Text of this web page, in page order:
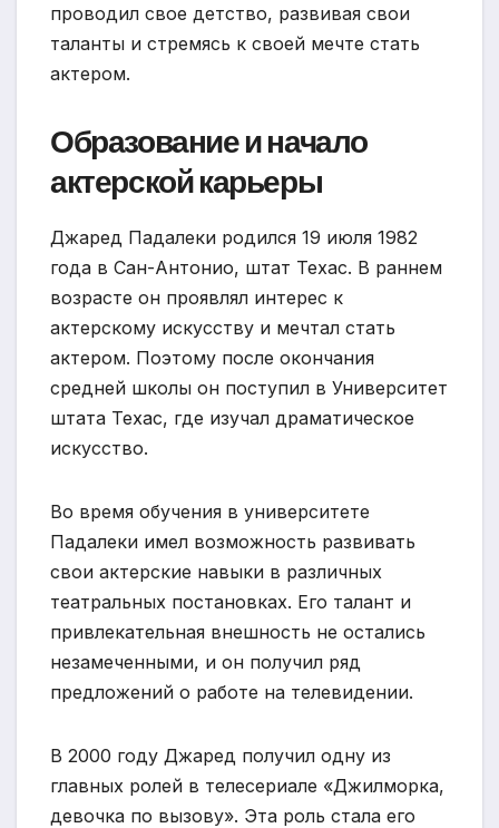
проводил свое детство, развивая свои
таланты и стремясь к своей мечте стать
актером.
Образование и начало
актерской карьеры
Джаред Падалеки родился 19 июля 1982
года в Сан-Антонио, штат Техас. В раннем
возрасте он проявлял интерес к
актерскому искусству и мечтал стать
актером. Поэтому после окончания
средней школы он поступил в Университет
штата Техас, где изучал драматическое
искусство.
Во время обучения в университете
Падалеки имел возможность развивать
свои актерские навыки в различных
театральных постановках. Его талант и
привлекательная внешность не остались
незамеченными, и он получил ряд
предложений о работе на телевидении.
В 2000 году Джаред получил одну из
главных ролей в телесериале «Джилморка,
девочка по вызову». Эта роль стала его